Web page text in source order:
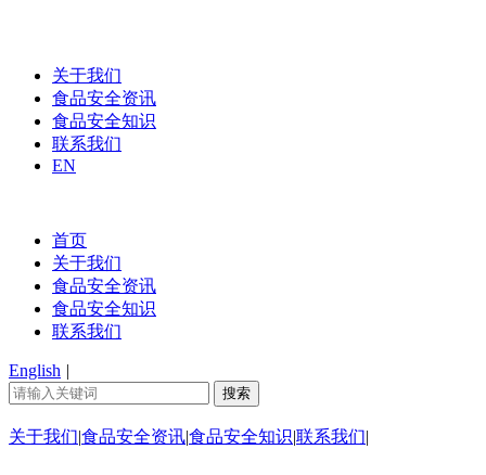
关于我们
食品安全资讯
食品安全知识
联系我们
EN
首页
关于我们
食品安全资讯
食品安全知识
联系我们
English |
关于我们|食品安全资讯|食品安全知识|联系我们|